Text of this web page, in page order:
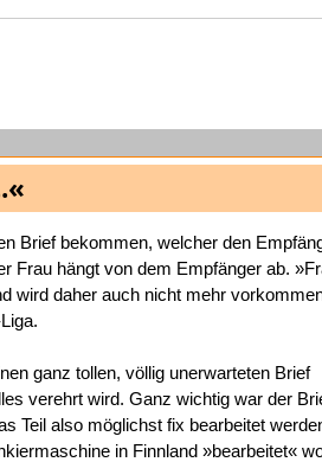
Brief bekommen, welcher den
Frau hängt von dem Empfänger ab.
wird daher auch nicht mehr
ganz tollen, völlig unerwarteten Brief
verehrt wird. Ganz wichtig war der
Teil also möglichst fix bearbeitet
in Finnland »bearbeitet«